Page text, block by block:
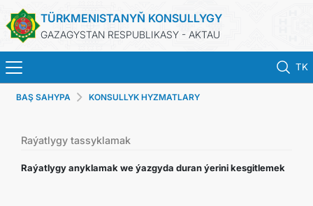
TÜRKMENISTANYŇ KONSULLYGY
GAZAGYSTAN RESPUBLIKASY - AKTAU
TK
BAŞ SAHYPA
TÜRKMENISTAN
BAŞ SAHYPA KONSULLYK HYZMATLARY
Raýatlygy tassyklamak
Raýatlygy anyklamak we ýazgyda duran ýerini kesgitlemek